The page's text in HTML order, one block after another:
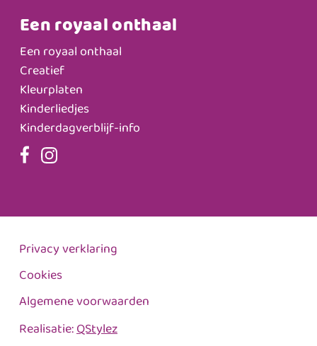
Een royaal onthaal
Een royaal onthaal
Creatief
Kleurplaten
Kinderliedjes
Kinderdagverblijf-info
Privacy verklaring
Cookies
Algemene voorwaarden
Realisatie:QStylez